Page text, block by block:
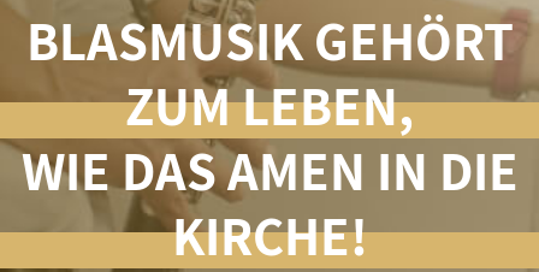
BLASMUSIK GEHÖRT
ZUM LEBEN,
WIE DAS AMEN IN DIE
KIRCHE!